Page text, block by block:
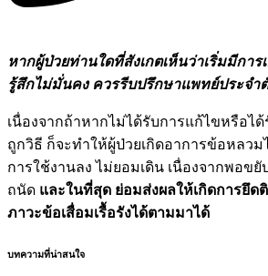
หากผู้ป่วยท่านใดที่สังเกตเห็นว่าเริ่มมีกา
รู้สึกไม่มั่นคง ควรรีบปรึกษาแพทย์ประจำ
เนื่องจากถ้าหากไม่ได้รับการแก้ไขหรือไ
ถูกวิธี ก็จะทำให้ผู้ป่วยเกิดอาการข้อหลว
การใช้งานลง ไม่ยอมเดิน เนื่องจากพอข
ถนัด และในที่สุด ย่อมส่งผลให้เกิดการยึด
ภาวะข้อเสื่อมเรื้อรังได้ตามมาได้
บทความที่น่าสนใจ